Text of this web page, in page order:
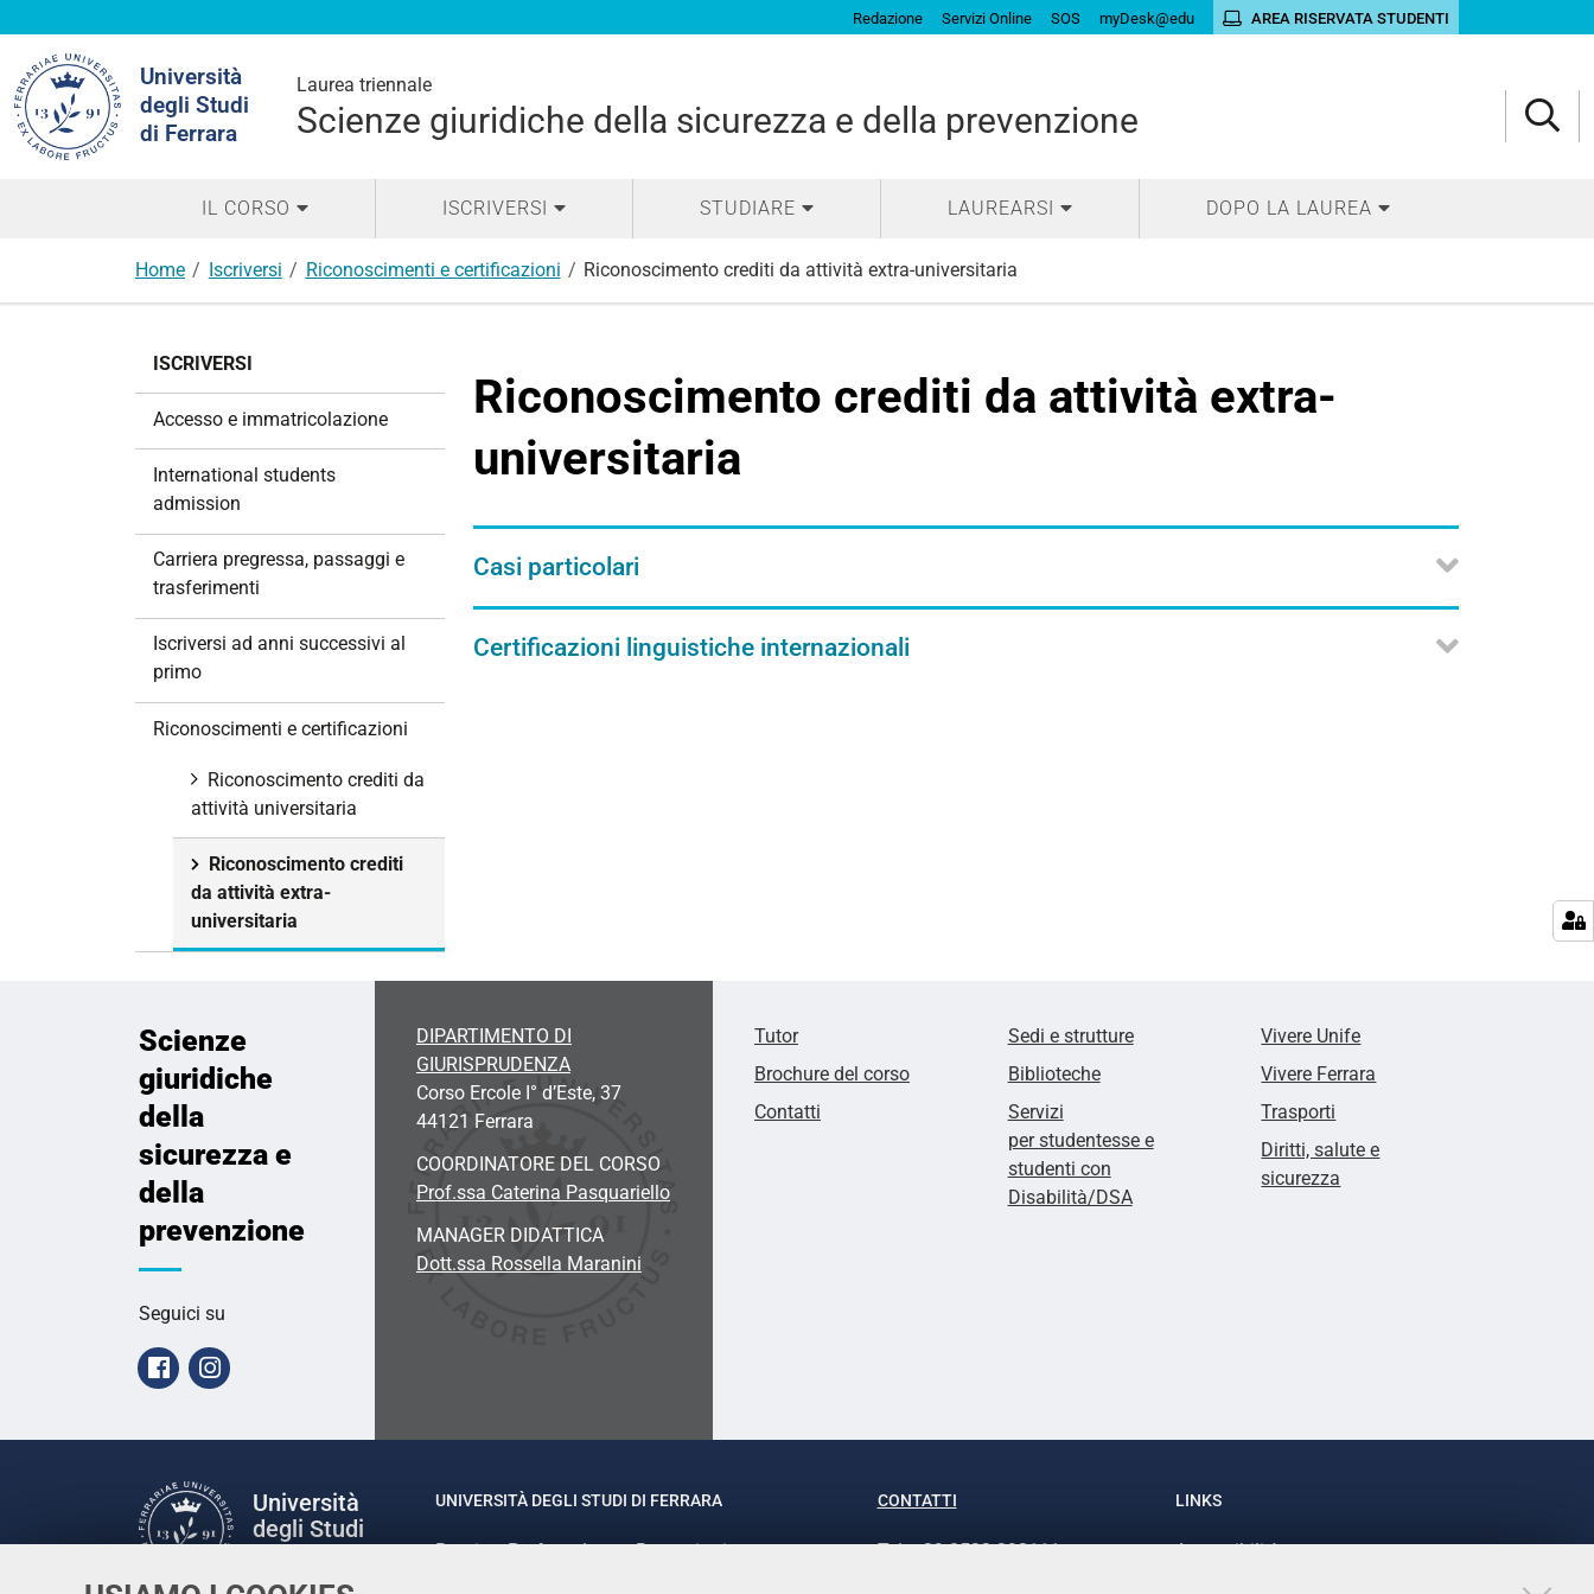
Redazione Servizi Online SOS myDesk@edu AREA RISERVATA STUDENTI
Università
degli Studi
di Ferrara
Laurea triennale
Scienze giuridiche della sicurezza e della prevenzione
nel
sito
IL CORSO ISCRIVERSI STUDIARE LAUREARSI DOPO LA LAUREA
Home Iscriversi Riconoscimenti e certificazioni Riconoscimento crediti da attività extra-universitaria
Riconoscimento crediti da attività extra-
universitaria
Casi particolari
Certificazioni linguistiche internazionali
ISCRIVERSI
Accesso e immatricolazione
International students
admission
Carriera pregressa, passaggi e
trasferimenti
Iscriversi ad anni successivi al
primo
Riconoscimenti e certificazioni
Riconoscimento crediti da
attività universitaria
Riconoscimento crediti
da attività extra-
universitaria
Scienze
giuridiche
della
sicurezza e
della
prevenzione
Seguici su
FacebookInstagram
DIPARTIMENTO DI
GIURISPRUDENZA
Corso Ercole I° d’Este, 37
44121 Ferrara
COORDINATORE DEL CORSO
Prof.ssa Caterina Pasquariello
MANAGER DIDATTICA
Dott.ssa Rossella Maranini
Tutor
Brochure del corso
Contatti
Sedi e strutture
Biblioteche
Servizi
per studentesse e
studenti con
Disabilità/DSA
Vivere Unife
Vivere Ferrara
Trasporti
Diritti, salute e
sicurezza
Università
degli Studi
UNIVERSITÀ DEGLI STUDI DI FERRARA
Rettrice: Prof.ssa Laura Ramaciotti
CONTATTI
Tel. +39 0532 293111
LINKS
Accessibilità